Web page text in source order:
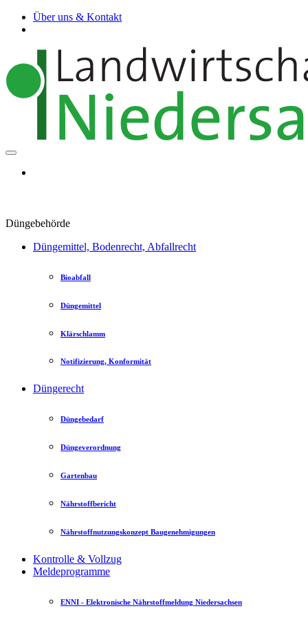
Über uns & Kontakt
Düngebehörde
Düngemittel, Bodenrecht, Abfallrecht
Bioabfall
Düngemittel
Klärschlamm
Notifizierung, Konformität
Düngerecht
Düngebedarf
Düngeverordnung
Gartenbau
Nährstoffbericht
Nährstoffnutzungskonzept Baugenehmigungen
Kontrolle & Vollzug
Meldeprogramme
ENNI - Elektronische Nährstoffmeldung Niedersachsen